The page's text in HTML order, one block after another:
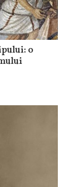
o